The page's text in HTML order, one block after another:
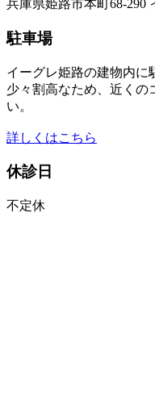
兵庫県姫路市本町68-290
駐車場
イーグレ姫路の建物内に
少々割高なため、近くの
い。
詳しくはこちら
休診日
不定休